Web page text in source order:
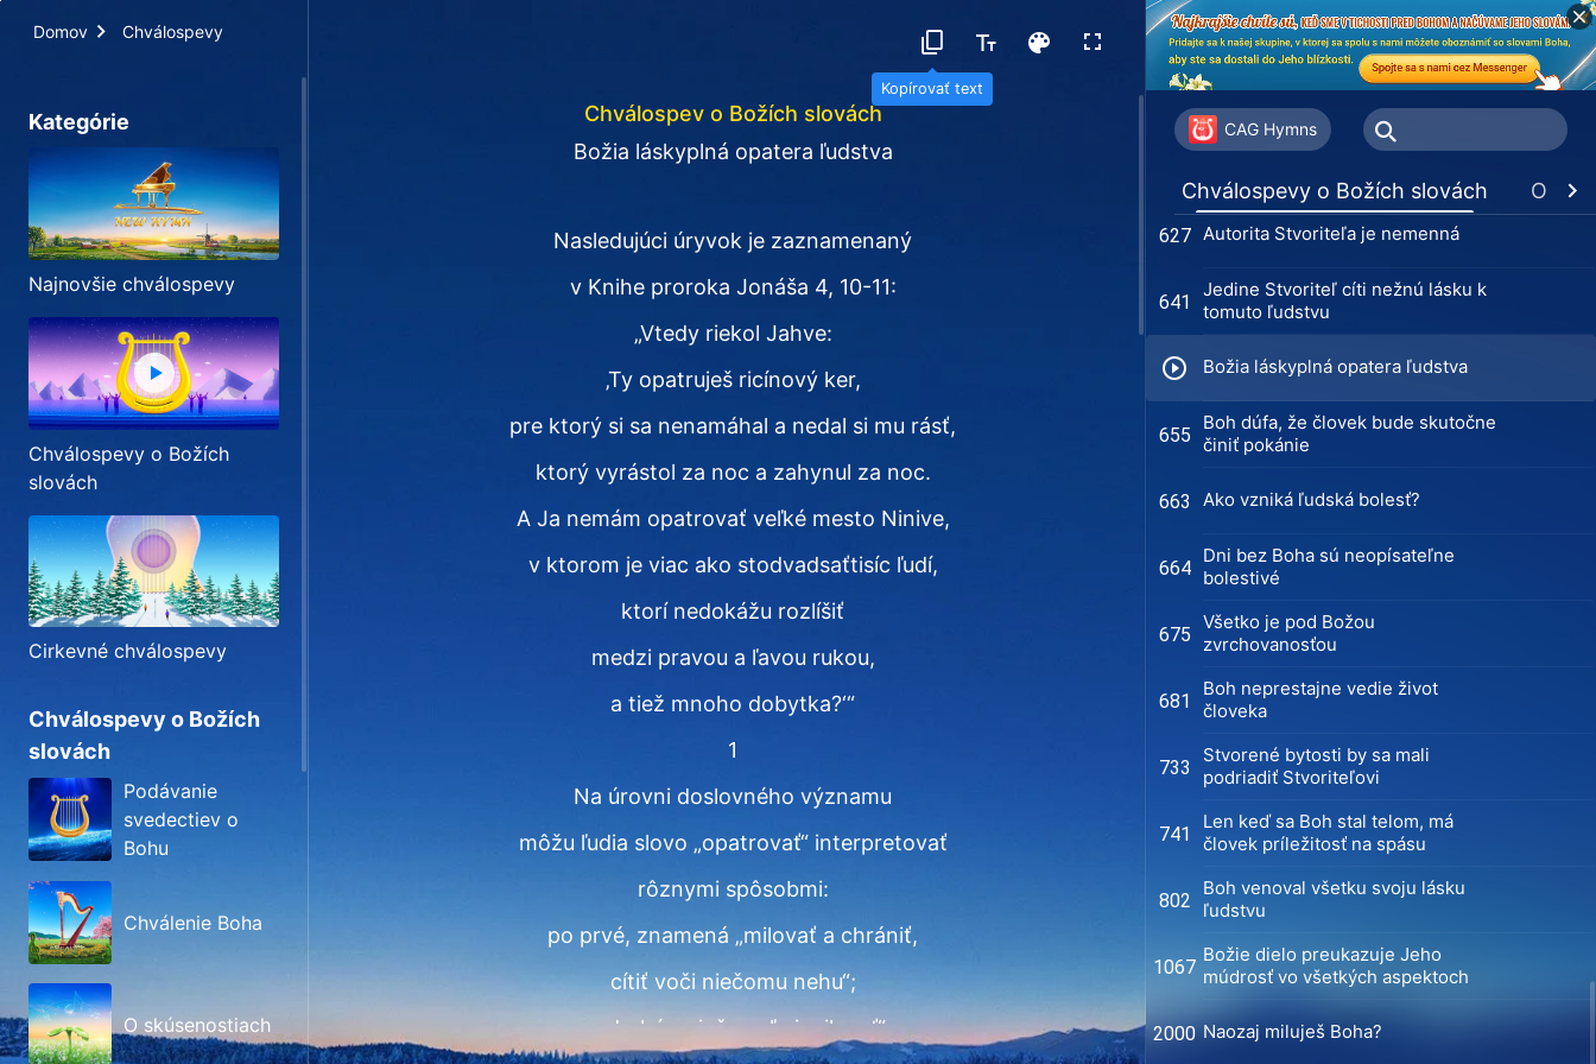
Domov Chválospevy
Kopírovať text
Kategórie
Najnovšie chválospevy
Chválospevy o Božích
slovách
Cirkevné chválospevy
Chválospevy o Božích
slovách
Podávanie
svedectiev o
Bohu
Chválenie Boha
O skúsenostiach
Chválospev o Božích slovách
Božia láskyplná opatera ľudstva
Nasledujúci úryvok je zaznamenaný
v Knihe proroka Jonáša 4, 10-11:
„Vtedy riekol Jahve:
‚Ty opatruješ ricínový ker,
pre ktorý si sa nenamáhal a nedal si mu rásť,
ktorý vyrástol za noc a zahynul za noc.
A Ja nemám opatrovať veľké mesto Ninive,
v ktorom je viac ako stodvadsaťtisíc ľudí,
ktorí nedokážu rozlíšiť
medzi pravou a ľavou rukou,
a tiež mnoho dobytka?‘“
1
Na úrovni doslovného významu
môžu ľudia slovo „opatrovať“ interpretovať
rôznymi spôsobmi:
po prvé, znamená „milovať a chrániť,
cítiť voči niečomu nehu“;
po druhé, „niečo veľmi milovať“;
CAG Hymns
Chválospevy o Božích slovách
596
Jedine tí, čo porazia satana, sú
spasení
Čo Božie dielo a Božie slová dávajú
človeku je život
627 Autorita Stvoriteľa je nemenná
641
Jedine Stvoriteľ cíti nežnú lásku k
tomuto ľudstvu
Božia láskyplná opatera ľudstva
655
Boh dúfa, že človek bude skutočne
činiť pokánie
663 Ako vzniká ľudská bolesť?
664
Dni bez Boha sú neopísateľne
bolestivé
675
Všetko je pod Božou
zvrchovanosťou
681
Boh neprestajne vedie život
človeka
733
Stvorené bytosti by sa mali
podriadiť Stvoriteľovi
741
Len keď sa Boh stal telom, má
človek príležitosť na spásu
802
Boh venoval všetku svoju lásku
ľudstvu
1067
Božie dielo preukazuje Jeho
múdrosť vo všetkých aspektoch
2000 Naozaj miluješ Boha?